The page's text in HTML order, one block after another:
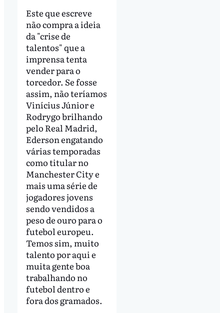
Este que escreve
não compra a ideia
da "crise de
talentos" que a
imprensa tenta
vender para o
torcedor. Se fosse
assim, não teríamos
Vinícius Júnior e
Rodrygo brilhando
pelo Real Madrid,
Ederson engatando
várias temporadas
como titular no
Manchester City e
mais uma série de
jogadores jovens
sendo vendidos a
peso de ouro para o
futebol europeu.
Temos sim, muito
talento por aqui e
muita gente boa
trabalhando no
futebol dentro e
fora dos gramados.